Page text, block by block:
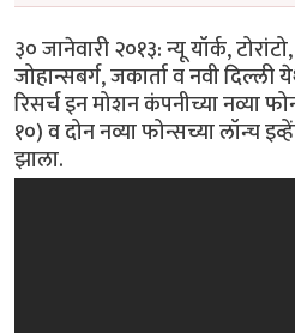
३० जानेवारी २०१३: न्यू यॉर्क,
जोहान्सबर्ग, जकार्ता व नवी दिल्ली
रिसर्च इन मोशन कंपनीच्या नव्या
१०) व दोन नव्या फोन्सच्या लॉन्च
झाला.